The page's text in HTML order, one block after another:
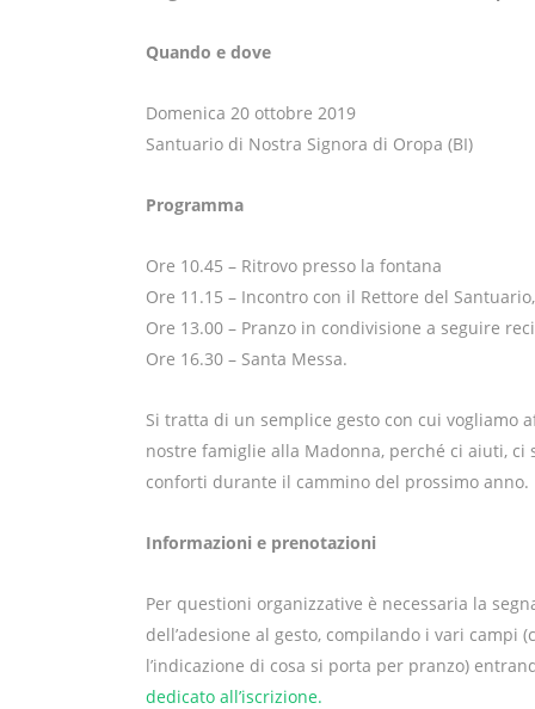
Quando e dove
Domenica 20 ottobre 2019
Santuario di Nostra Signora di Oropa (BI)
Programma
Ore 10.45 – Ritrovo presso la fontana
Ore 11.15 – Incontro con il Rettore del
Ore 13.00 – Pranzo in condivisione a seguire
Ore 16.30 – Santa Messa.
Si tratta di un semplice gesto con cui vogliamo
nostre famiglie alla Madonna, perché ci aiuti, ci
conforti durante il cammino del prossimo anno.
Informazioni e prenotazioni
Per questioni organizzative è necessaria la
dell’adesione al gesto, compilando i vari campi
l’indicazione di cosa si porta per pranzo)
dedicato all’iscrizione.